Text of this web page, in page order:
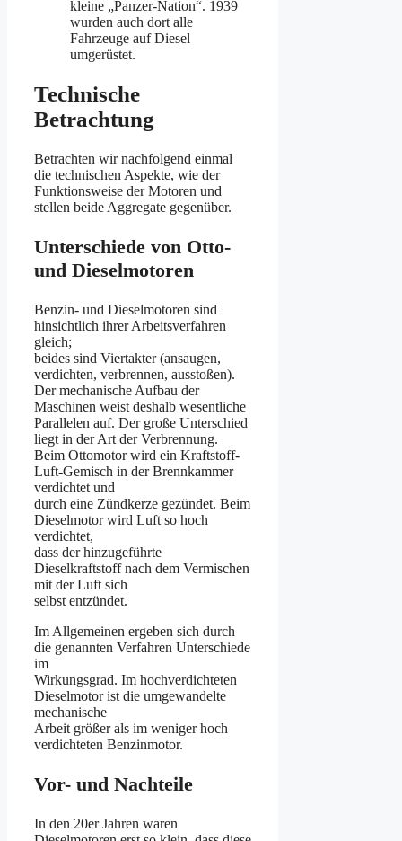
kleine „Panzer-Nation“. 1939
wurden auch dort alle
Fahrzeuge auf Diesel
umgerüstet.
Technische
Betrachtung
Betrachten wir nachfolgend einmal
die technischen Aspekte, wie der
Funktionsweise der Motoren und
stellen beide Aggregate gegenüber.
Unterschiede von Otto-
und Dieselmotoren
Benzin- und Dieselmotoren sind
hinsichtlich ihrer Arbeitsverfahren
gleich;
beides sind Viertakter (ansaugen,
verdichten, verbrennen, ausstoßen).
Der mechanische Aufbau der
Maschinen weist deshalb wesentliche
Parallelen auf. Der große Unterschied
liegt in der Art der Verbrennung.
Beim Ottomotor wird ein Kraftstoff-
Luft-Gemisch in der Brennkammer
verdichtet und
durch eine Zündkerze gezündet. Beim
Dieselmotor wird Luft so hoch
verdichtet,
dass der hinzugeführte
Dieselkraftstoff nach dem Vermischen
mit der Luft sich
selbst entzündet.
Im Allgemeinen ergeben sich durch
die genannten Verfahren Unterschiede
im
Wirkungsgrad. Im hochverdichteten
Dieselmotor ist die umgewandelte
mechanische
Arbeit größer als im weniger hoch
verdichteten Benzinmotor.
Vor- und Nachteile
In den 20er Jahren waren